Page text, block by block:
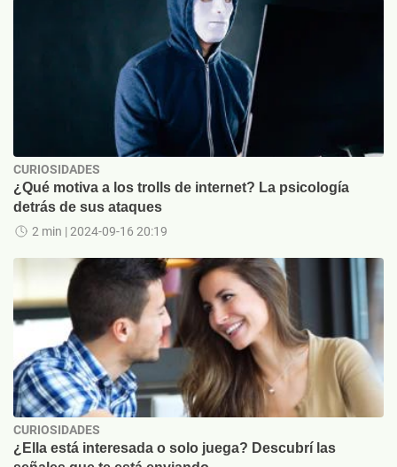
CURIOSIDADES
¿Qué motiva a los trolls de internet? La psicología
detrás de sus ataques
2 min | 2024-09-16 20:19
CURIOSIDADES
¿Ella está interesada o solo juega? Descubrí las